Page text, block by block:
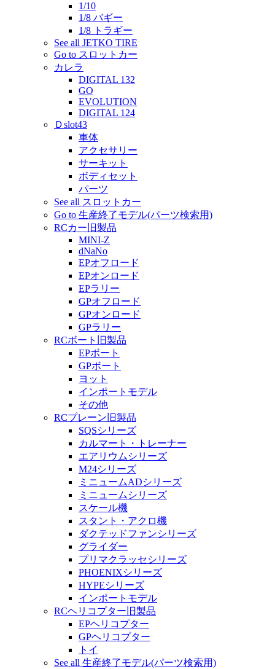
1/10
1/8 バギー
1/8 トラギー
See all JETKO TIRE
Go to スロットカー
カレラ
DIGITAL 132
GO
EVOLUTION
DIGITAL 124
Ｄslot43
車体
アクセサリー
サーキット
ボディセット
パーツ
See all スロットカー
Go to 生産終了モデル(パーツ検索用)
RCカー旧製品
MINI-Z
dNaNo
EPオフロード
EPオンロード
EPラリー
GPオフロード
GPオンロード
GPラリー
RCボート旧製品
EPボート
GPボート
ヨット
インポートモデル
その他
RCプレーン旧製品
SQSシリーズ
カルマート・トレーナー
エアリウムシリーズ
M24シリーズ
ミニュームADシリーズ
ミニュームシリーズ
スケール機
スタント・アクロ機
ダクテッドファンシリーズ
グライダー
プリマクラッセシリーズ
PHOENIXシリーズ
HYPEシリーズ
インポートモデル
RCヘリコプター旧製品
EPヘリコプター
GPヘリコプター
トイ
See all 生産終了モデル(パーツ検索用)